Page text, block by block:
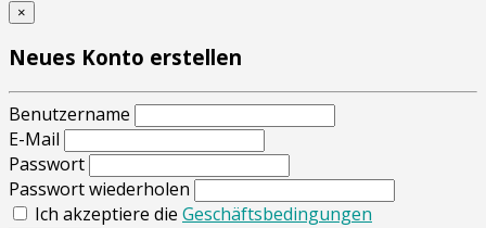
×
Neues Konto erstellen
Benutzername
E-Mail
Passwort
Passwort wiederholen
Ich akzeptiere die Geschäftsbedingungen